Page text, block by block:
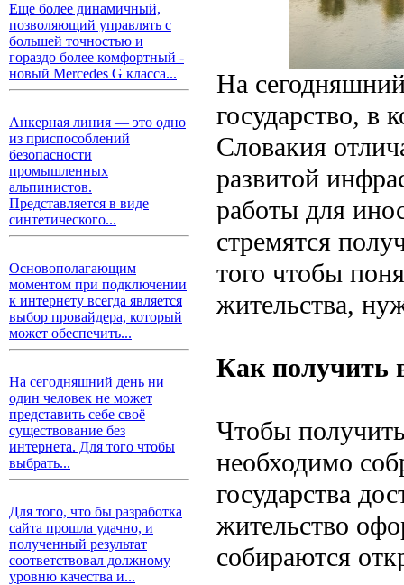
Еще более динамичный,
позволяющий управлять с
большей точностью и
гораздо более комфортный -
новый Mercedes G класса...
Анкерная линия — это одно
из приспособлений
безопасности
промышленных
альпинистов.
Представляется в виде
синтетического...
Основополагающим
моментом при подключении
к интернету всегда является
выбор провайдера, который
может обеспечить...
На сегодняшний день ни
один человек не может
представить себе своё
существование без
интернета. Для того чтобы
выбрать...
Для того, что бы разработка
сайта прошла удачно, и
полученный результат
соответствовал должному
уровню качества и...
На
государство, в
Словакия
развитой
работы для
стремятся
того чтобы
жительства,
Как получить
Чтобы
необходимо
государства
жительство
собираются